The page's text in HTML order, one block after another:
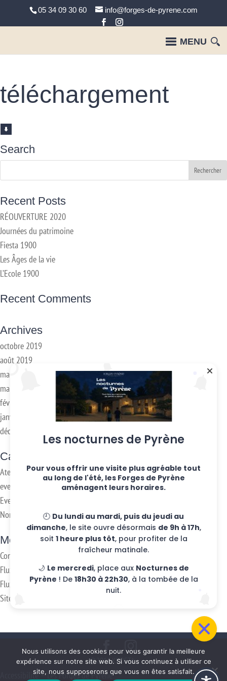
05 34 09 30 60 info@forges-de-pyrene.com
téléchargement
Search
Recent Posts
RÉOUVERTURE 2020
Journées du patrimoine
Fiesta 1900
Les Âges de la vie
L’Ecole 1900
Recent Comments
Archives
octobre 2019
août 2019
mai 2019
mars 2018
février 2018
janvier 2017
décembre 2016
Categories
Ateliers hebdo
evenements
Eventos
Non classifié(e)
Meta
Connexion
Flux des publications
Flux des commentaires
Site de WordPress-FR
@2016 KUDETA -
Accessibilité – Les Forges de Pyrène
Les nocturnes de Pyrène
Pour vous offrir une visite plus agréable tout
au long de l'été, les Forges de Pyrène
aménagent leurs horaires.
🕘 Du lundi au mardi, puis du jeudi au
dimanche, le site ouvre désormais de 9h à 17h,
soit 1 heure plus tôt, pour profiter de la
fraîcheur matinale.
🌙 Le mercredi, place aux Nocturnes de
Pyrène ! De 18h30 à 22h30, à la tombée de la
nuit.
Nous utilisons des cookies pour vous garantir la meilleure
expérience sur notre site web. Si vous continuez à utiliser ce
site, nous supposerons que vous en êtes satisfait.